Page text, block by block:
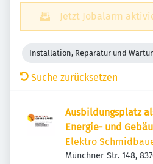
Jetzt Jobalarm
Installation, Reparatur und
Suche zurücksetzen
Ausbildungsplatz
Energie- und
Elektro
Münchner Str. 148,